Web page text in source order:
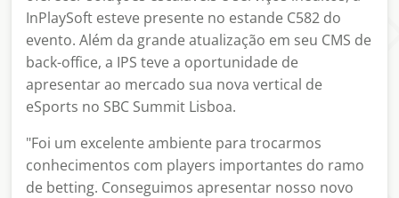
InPlaySoft esteve presente no estande C582 do
evento. Além da grande atualização em seu CMS de
back-office, a IPS teve a oportunidade de
apresentar ao mercado sua nova vertical de
eSports no SBC Summit Lisboa.
"Foi um excelente ambiente para trocarmos
conhecimentos com players importantes do ramo
de betting. Conseguimos apresentar nosso novo